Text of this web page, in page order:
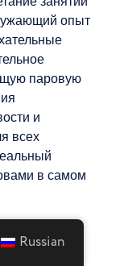
опыт
паровую
и
всех
в самом
Russian